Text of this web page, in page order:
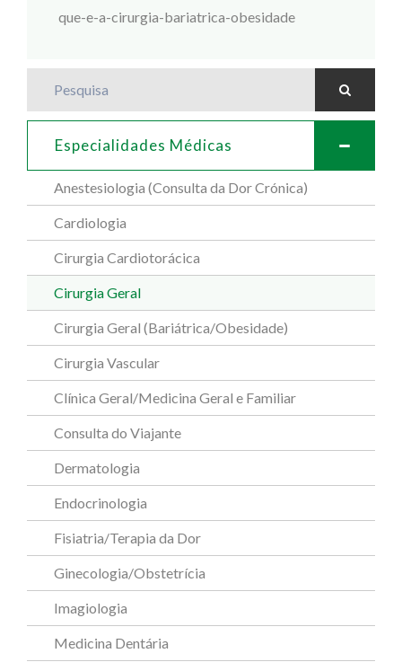
que-e-a-cirurgia-bariatrica-obesidade
Especialidades Médicas
Anestesiologia (Consulta da Dor Crónica)
Cardiologia
Cirurgia Cardiotorácica
Cirurgia Geral
Cirurgia Geral (Bariátrica/Obesidade)
Cirurgia Vascular
Clínica Geral/Medicina Geral e Familiar
Consulta do Viajante
Dermatologia
Endocrinologia
Fisiatria/Terapia da Dor
Ginecologia/Obstetrícia
Imagiologia
Medicina Dentária